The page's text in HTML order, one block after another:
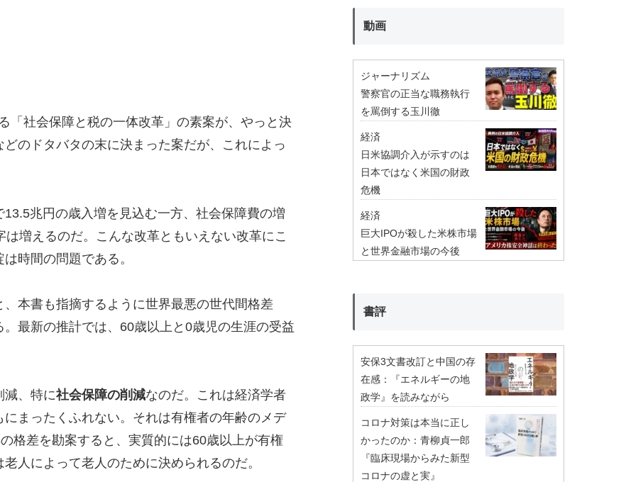
「社会保障と税の一体改革」の素案が、やっと決
のドタバタの末に決まった案だが、これによっ
兆円の歳入増を見込む一方、社会保障費の増
増えるのだ。こんな改革ともいえない改革にこ
時間の問題である。
本書も指摘するように世界最悪の世代間格差
最新の推計では、60歳以上と0歳児の生涯の受益
減、特に社会保障の削減なのだ。これは経済学者
まったくふれない。それは有権者の年齢のメデ
格差を勘案すると、実質的には60歳以上が有権
人によって老人のために決められるのだ。
動画
ジャーナリズム
警察官の正当な職務執行
を罵倒する玉川徹
経済
日米協調介入が示すのは
日本ではなく米国の財政
危機
経済
巨大IPOが殺した米株市場
と世界金融市場の今後
書評
安保3文書改訂と中国の存
在感：『エネルギーの地
政学』を読みながら
コロナ対策は本当に正し
かったのか：青柳貞一郎
『臨床現場からみた新型
コロナの虚と実』